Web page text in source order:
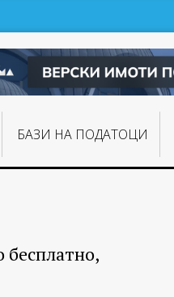
БАЗИ НА ПОДАТОЦИ